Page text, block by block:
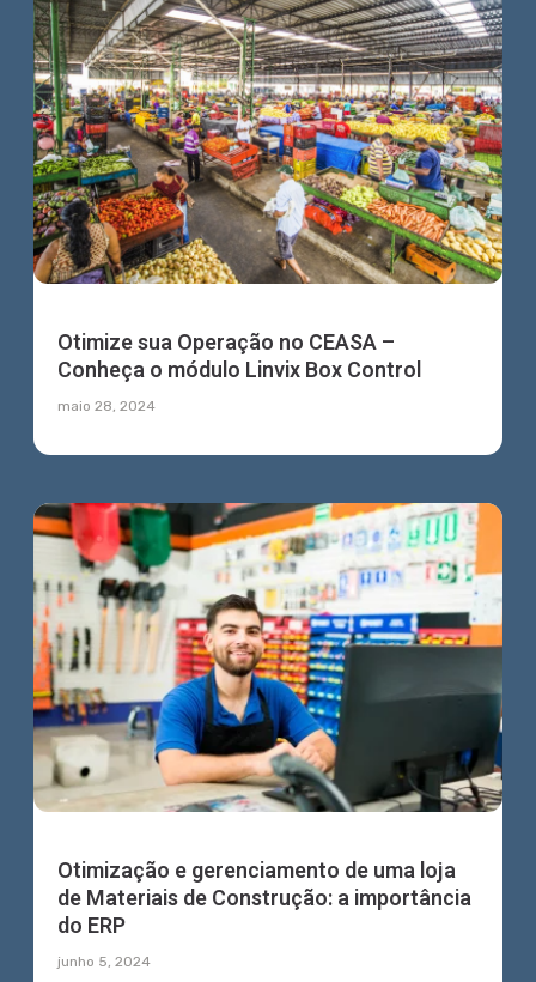
Otimize sua Operação no CEASA –
Conheça o módulo Linvix Box Control
maio 28, 2024
Otimização e gerenciamento de uma loja
de Materiais de Construção: a importância
do ERP
junho 5, 2024